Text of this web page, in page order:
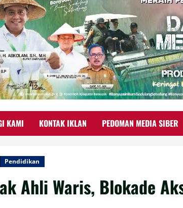
KAMI KONTAK IKLAN PEDOMAN MEDIA SIBER
Pendidikan
Ahli Waris, Blokade